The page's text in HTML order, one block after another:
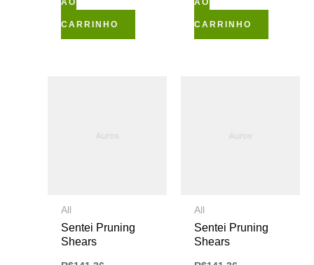
CARRINHO CARRINHO
All
Sentei Pruning
Shears
All
Sentei Pruning
Shears